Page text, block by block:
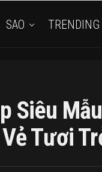
SAO TRENDING
Siêu
Tươi